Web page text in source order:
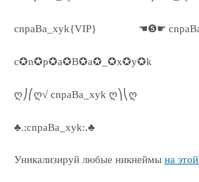
cnpaBa_xyk{VIP} ☚❺☛
c✪n✪p✪a✪B✪a✪_✪x✪y✪k
ღ⎠⎛ღ√ cnpaBa_xyk ღ⎞⎝ღ
♣.:cnpaBa_xyk:.♣
Уникализируй любые никнеймы на